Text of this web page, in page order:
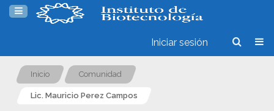
Iniciar sesión
Inicio Comunidad
Lic. Mauricio Perez Campos